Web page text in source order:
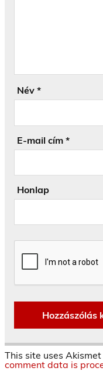
Név *
E-mail cím *
Honlap
This site uses
comment data is